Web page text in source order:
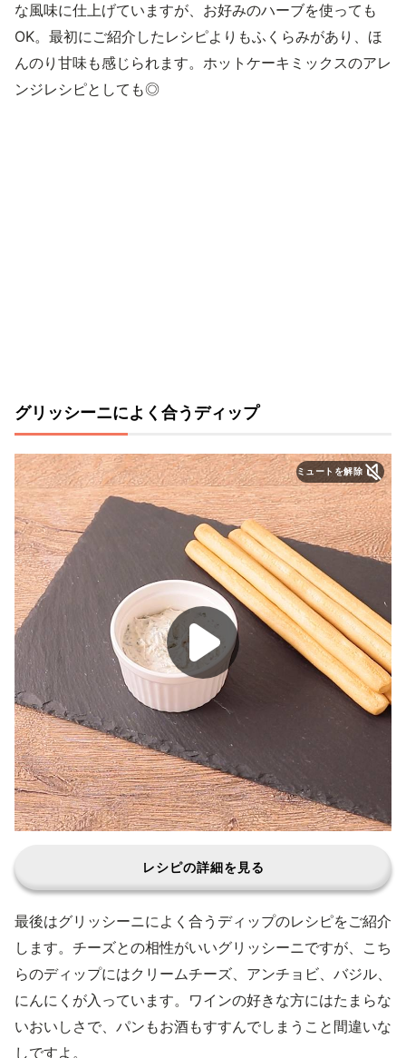
な風味に仕上げていますが、お好みのハーブを使っても
OK。最初にご紹介したレシピよりもふくらみがあり、ほ
んのり甘味も感じられます。ホットケーキミックスのアレ
ンジレシピとしても◎
グリッシーニによく合うディップ
ミュートを解除
レシピの詳細を見る
最後はグリッシーニによく合うディップのレシピをご紹介
します。チーズとの相性がいいグリッシーニですが、こち
らのディップにはクリームチーズ、アンチョビ、バジル、
にんにくが入っています。ワインの好きな方にはたまらな
いおいしさで、パンもお酒もすすんでしまうこと間違いな
しですよ。